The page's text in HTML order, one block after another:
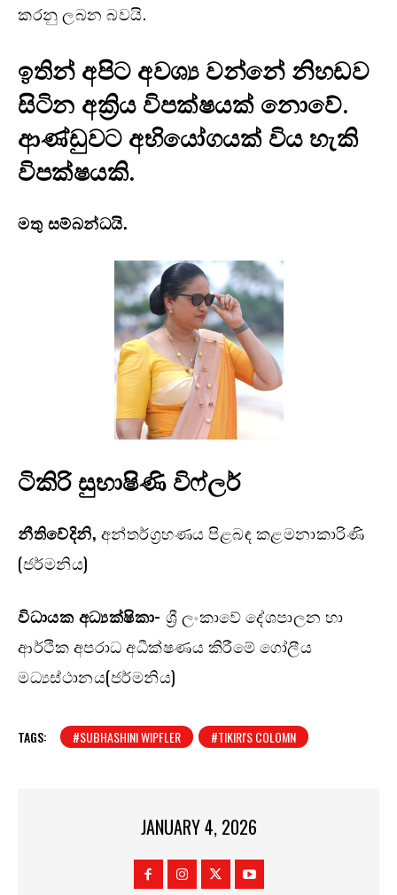
කරනු ලබන බවයි.
ඉතින් අපිට අවශ්‍ය වන්නේ නිහඩව
සිටින අක්‍රිය විපක්ෂයක් නොවේ.
ආණ්ඩුවට අභියෝගයක් විය හැකි
විපක්ෂයකි.
මතු සම්බන්ධයි.
ටිකිරි සුභාෂිණි විෆ්ලර්
නීතිවේදිනි, අන්තර්ග්‍රහණය පිළබඳ කළමනාකාරිණි
(ජර්මනිය)
විධායක අධ්‍යක්ෂිකා- ශ්‍රී ලංකාවේ දේශපාලන හා
ආර්ථික අපරාධ අධීක්ෂණය කිරීමේ ගෝලීය
මධ්‍යස්ථානය(ජර්මනිය)
TAGS: #SUBHASHINI WIPFLER #TIKIRI'S COLOMN
JANUARY 4, 2026